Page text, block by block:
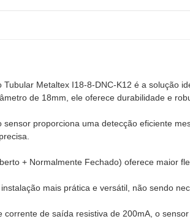
Metaltex I18-8-DNC-K12 é a solução
de 18mm, ele oferece durabilidade e
proporciona uma detecção eficiente
+ Normalmente Fechado) oferece maior
mais prática e versátil, não sendo
corrente de saída resistiva de 200mA, o